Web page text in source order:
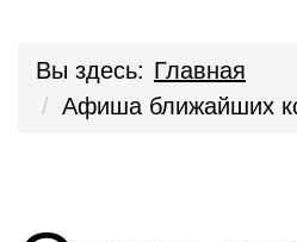
Вы здесь: Главная
Афиша ближайших